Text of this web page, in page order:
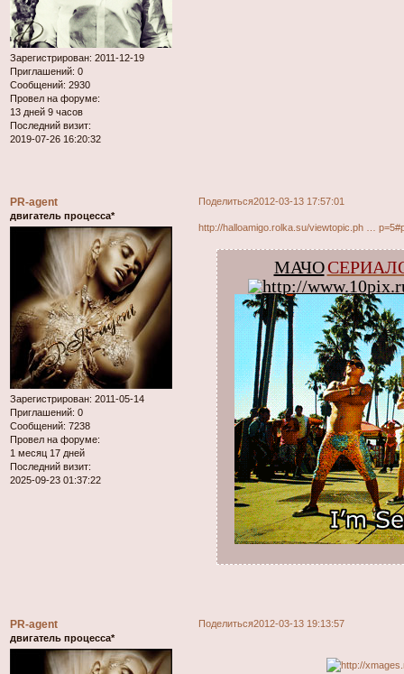
Зарегистрирован: 2011-12-19
Приглашений: 0
Сообщений: 2930
Провел на форуме:
13 дней 9 часов
Последний визит:
2019-07-26 16:20:32
Поделиться2012-03-13 17:57:01
PR-agent
двигатель процесса*
Зарегистрирован: 2011-05-14
Приглашений: 0
Сообщений: 7238
Провел на форуме:
1 месяц 17 дней
Последний визит:
2025-09-23 01:37:22
http://halloamigo.rolka.su/viewtopic.ph …
МАЧО
Поделиться2012-03-13 19:13:57
PR-agent
двигатель процесса*